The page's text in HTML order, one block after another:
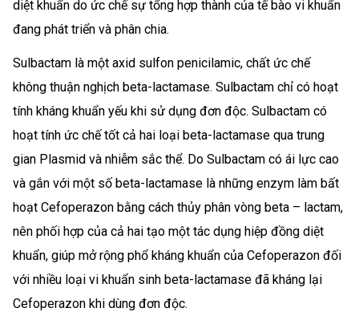
diệt khuẩn do ức chế sự tổng hợp thành của tế bào vi khuẩn
đang phát triển và phân chia.
Sulbactam là một axid sulfon penicilamic, chất ức chế
không thuận nghịch beta-lactamase. Sulbactam chỉ có hoạt
tính kháng khuẩn yếu khi sử dụng đơn độc. Sulbactam có
hoạt tính ức chế tốt cả hai loại beta-lactamase qua trung
gian Plasmid và nhiễm sắc thể. Do Sulbactam có ái lực cao
và gắn với một số beta-lactamase là những enzym làm bất
hoạt Cefoperazon bằng cách thủy phân vòng beta – lactam,
nên phối hợp của cả hai tạo một tác dụng hiệp đồng diệt
khuẩn, giúp mở rộng phổ kháng khuẩn của Cefoperazon đối
với nhiều loại vi khuẩn sinh beta-lactamase đã kháng lại
Cefoperazon khi dùng đơn độc.